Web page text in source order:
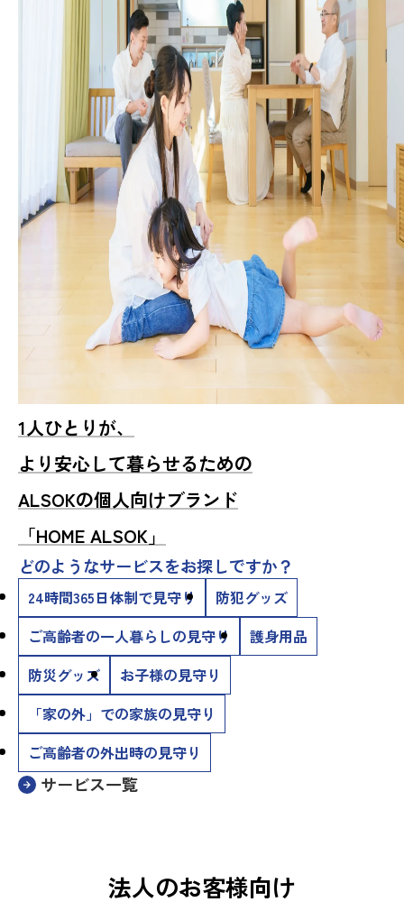
1人ひとりが、
より安心して暮らせるための
ALSOKの個人向けブランド
「HOME ALSOK」
どのようなサービスをお探しですか？
24時間365日体制で見守り
防犯グッズ
ご高齢者の一人暮らしの見守り
護身用品
防災グッズ
お子様の見守り
「家の外」での家族の見守り
ご高齢者の外出時の見守り
サービス一覧
法人のお客様向け